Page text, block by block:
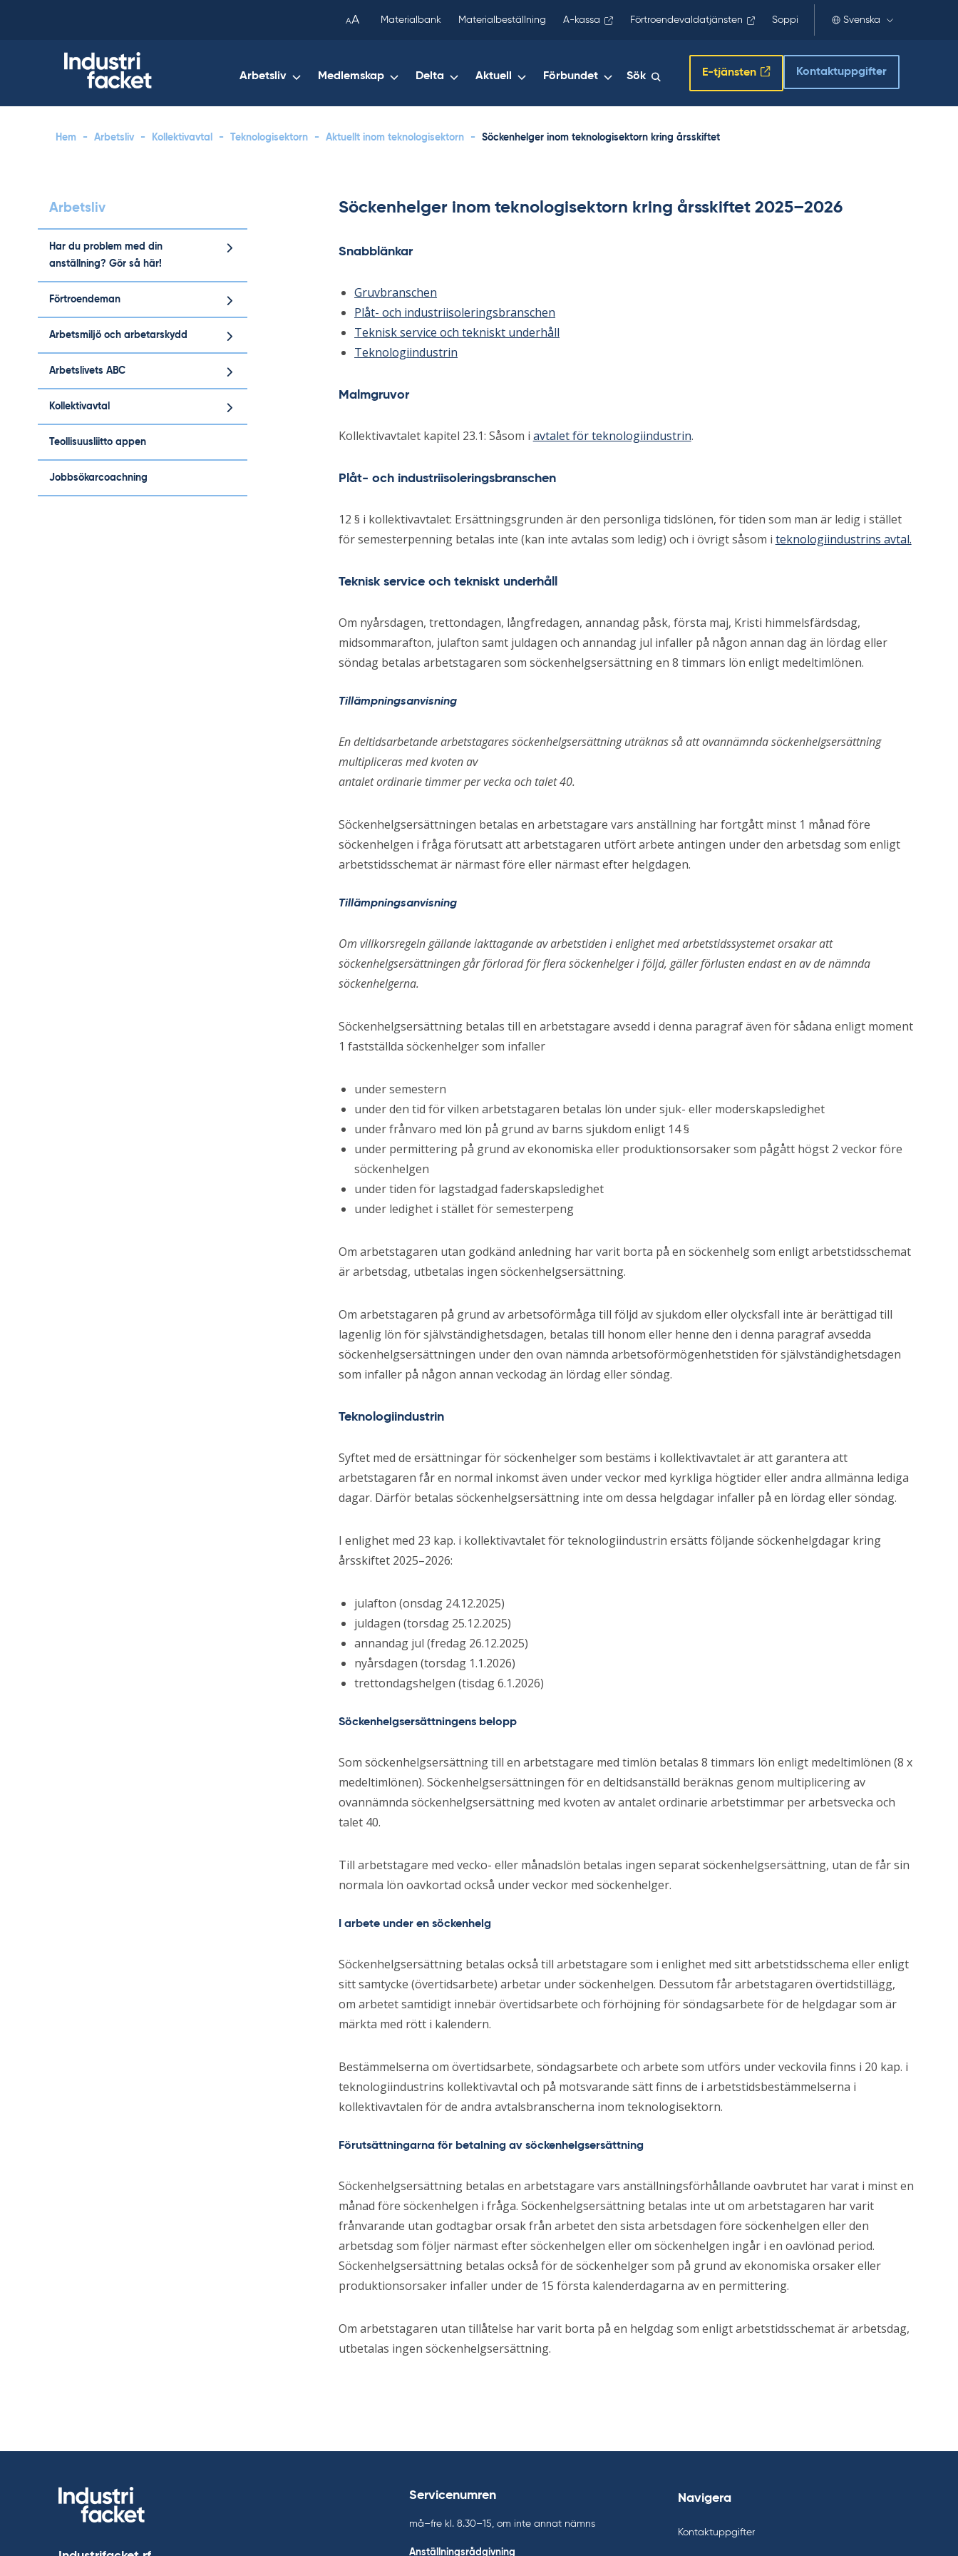
AA Materialbank Materialbeställning A-kassa Förtroendevaldatjänsten Soppi Svenska
Arbetsliv Medlemskap Delta Aktuell Förbundet Sök E-tjänsten Kontaktuppgifter
Hem - Arbetsliv - Kollektivavtal - Teknologisektorn - Aktuellt inom teknologisektorn - Söckenhelger inom teknologisektorn kring årsskiftet
Arbetsliv
Har du problem med din
anställning? Gör så här!
Förtroendeman
Arbetsmiljö och arbetarskydd
Arbetslivets ABC
Kollektivavtal
Teollisuusliitto appen
Jobbsökarcoachning
Söckenhelger inom teknologisektorn kring årsskiftet 2025–2026
Snabblänkar
Gruvbranschen
Plåt- och industriisoleringsbranschen
Teknisk service och tekniskt underhåll
Teknologiindustrin
Malmgruvor
Kollektivavtalet kapitel 23.1: Såsom i avtalet för teknologiindustrin.
Plåt- och industriisoleringsbranschen
12 § i kollektivavtalet: Ersättningsgrunden är den personliga tidslönen, för tiden som man är ledig i stället
för semesterpenning betalas inte (kan inte avtalas som ledig) och i övrigt såsom i teknologiindustrins avtal.
Teknisk service och tekniskt underhåll
Om nyårsdagen, trettondagen, långfredagen, annandag påsk, första maj, Kristi himmelsfärdsdag,
midsommarafton, julafton samt juldagen och annandag jul infaller på någon annan dag än lördag eller
söndag betalas arbetstagaren som söckenhelgsersättning en 8 timmars lön enligt medeltimlönen.
Tillämpningsanvisning
En deltidsarbetande arbetstagares söckenhelgsersättning uträknas så att ovannämnda söckenhelgsersättning
multipliceras med kvoten av
antalet ordinarie timmer per vecka och talet 40.
Söckenhelgsersättningen betalas en arbetstagare vars anställning har fortgått minst 1 månad före
söckenhelgen i fråga förutsatt att arbetstagaren utfört arbete antingen under den arbetsdag som enligt
arbetstidsschemat är närmast före eller närmast efter helgdagen.
Tillämpningsanvisning
Om villkorsregeln gällande iakttagande av arbetstiden i enlighet med arbetstidssystemet orsakar att
söckenhelgsersättningen går förlorad för flera söckenhelger i följd, gäller förlusten endast en av de nämnda
söckenhelgerna.
Söckenhelgsersättning betalas till en arbetstagare avsedd i denna paragraf även för sådana enligt moment
1 fastställda söckenhelger som infaller
under semestern
under den tid för vilken arbetstagaren betalas lön under sjuk- eller moderskapsledighet
under frånvaro med lön på grund av barns sjukdom enligt 14 §
under permittering på grund av ekonomiska eller produktionsorsaker som pågått högst 2 veckor före
söckenhelgen
under tiden för lagstadgad faderskapsledighet
under ledighet i stället för semesterpeng
Om arbetstagaren utan godkänd anledning har varit borta på en söckenhelg som enligt arbetstidsschemat
är arbetsdag, utbetalas ingen söckenhelgsersättning.
Om arbetstagaren på grund av arbetsoförmåga till följd av sjukdom eller olycksfall inte är berättigad till
lagenlig lön för självständighetsdagen, betalas till honom eller henne den i denna paragraf avsedda
söckenhelgsersättningen under den ovan nämnda arbetsoförmögenhetstiden för självständighetsdagen
som infaller på någon annan veckodag än lördag eller söndag.
Teknologiindustrin
Syftet med de ersättningar för söckenhelger som bestäms i kollektivavtalet är att garantera att
arbetstagaren får en normal inkomst även under veckor med kyrkliga högtider eller andra allmänna lediga
dagar. Därför betalas söckenhelgsersättning inte om dessa helgdagar infaller på en lördag eller söndag.
I enlighet med 23 kap. i kollektivavtalet för teknologiindustrin ersätts följande söckenhelgdagar kring
årsskiftet 2025–2026:
julafton (onsdag 24.12.2025)
juldagen (torsdag 25.12.2025)
annandag jul (fredag 26.12.2025)
nyårsdagen (torsdag 1.1.2026)
trettondagshelgen (tisdag 6.1.2026)
Söckenhelgsersättningens belopp
Som söckenhelgsersättning till en arbetstagare med timlön betalas 8 timmars lön enligt medeltimlönen (8 x
medeltimlönen). Söckenhelgsersättningen för en deltidsanställd beräknas genom multiplicering av
ovannämnda söckenhelgsersättning med kvoten av antalet ordinarie arbetstimmar per arbetsvecka och
talet 40.
Till arbetstagare med vecko- eller månadslön betalas ingen separat söckenhelgsersättning, utan de får sin
normala lön oavkortad också under veckor med söckenhelger.
I arbete under en söckenhelg
Söckenhelgsersättning betalas också till arbetstagare som i enlighet med sitt arbetstidsschema eller enligt
sitt samtycke (övertidsarbete) arbetar under söckenhelgen. Dessutom får arbetstagaren övertidstillägg,
om arbetet samtidigt innebär övertidsarbete och förhöjning för söndagsarbete för de helgdagar som är
märkta med rött i kalendern.
Bestämmelserna om övertidsarbete, söndagsarbete och arbete som utförs under veckovila finns i 20 kap. i
teknologiindustrins kollektivavtal och på motsvarande sätt finns de i arbetstidsbestämmelserna i
kollektivavtalen för de andra avtalsbranscherna inom teknologisektorn.
Förutsättningarna för betalning av söckenhelgsersättning
Söckenhelgsersättning betalas en arbetstagare vars anställningsförhållande oavbrutet har varat i minst en
månad före söckenhelgen i fråga. Söckenhelgsersättning betalas inte ut om arbetstagaren har varit
frånvarande utan godtagbar orsak från arbetet den sista arbetsdagen före söckenhelgen eller den
arbetsdag som följer närmast efter söckenhelgen eller om söckenhelgen ingår i en oavlönad period.
Söckenhelgsersättning betalas också för de söckenhelger som på grund av ekonomiska orsaker eller
produktionsorsaker infaller under de 15 första kalenderdagarna av en permittering.
Om arbetstagaren utan tillåtelse har varit borta på en helgdag som enligt arbetstidsschemat är arbetsdag,
utbetalas ingen söckenhelgsersättning.
copied
your
clipboard.)
Servicenumren
må–fre kl. 8.30–15, om inte annat nämns
Anställningsrådgivning
Navigera
Kontaktuppgifter